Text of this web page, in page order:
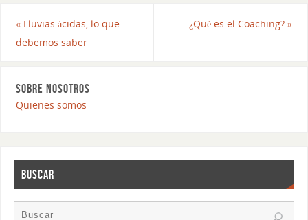
«Lluvias ácidas, lo que
debemos saber
¿Qué es el Coaching?»
SOBRE NOSOTROS
Quienes somos
BUSCAR